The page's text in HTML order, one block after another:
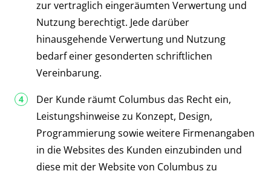
zur vertraglich eingeräumten Verwertung und
Nutzung berechtigt. Jede darüber
hinausgehende Verwertung und Nutzung
bedarf einer gesonderten schriftlichen
Vereinbarung.
Der Kunde räumt Columbus das Recht ein,
Leistungshinweise zu Konzept, Design,
Programmierung sowie weitere Firmenangaben
in die Websites des Kunden einzubinden und
diese mit der Website von Columbus zu